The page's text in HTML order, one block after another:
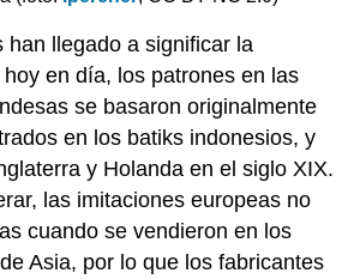
han llegado a significar la
en día, los patrones en las
se basaron originalmente
en los batiks indonesios, y
y Holanda en el siglo XIX.
las imitaciones europeas no
cuando se vendieron en los
Asia, por lo que los fabricantes